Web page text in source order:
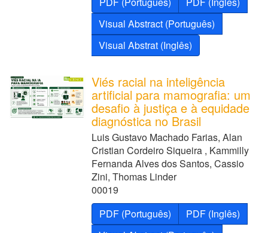
Visual Abstract (Português)
Visual Abstrat (Inglês)
Viés racial na inteligência
artificial para mamografia: um
desafio à justiça e à equidade
diagnóstica no Brasil
Luis Gustavo Machado Farias, Alan
Cristian Cordeiro Siqueira , Kammilly
Fernanda Alves dos Santos, Cassio
Zini, Thomas Linder
00019
PDF (Português)
PDF (Inglês)